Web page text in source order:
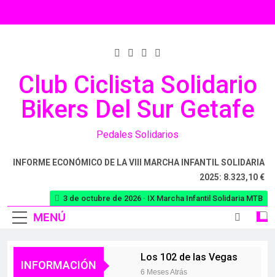
Club Ciclista Solidario
Bikers Del Sur Getafe
Pedales Solidarios
INFORME ECONÓMICO DE LA VIII MARCHA INFANTIL SOLIDARIA
2025: 8.323,10 €
MENÚ
3 de octubre de 2026 · IX Marcha Infantil Solidaria MTB
INFORMACIÓN
Los 102 de las Vegas
6 Meses Atrás